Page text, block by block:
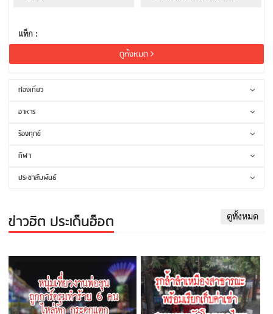
แท็ก :
ดูทั้งหมด
ท่องเที่ยว
อาหาร
ร้องทุกข์
กีฬา
ประชาสัมพันธ์
ข่าวฮิต ประเด็นฮ็อต ดูทั้งหมด